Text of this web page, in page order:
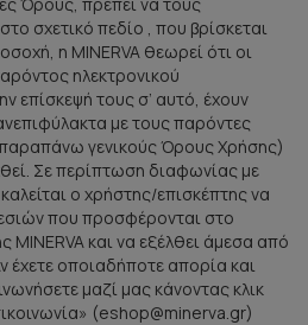
σχετικό πεδίο , που βρίσκεται
η MINERVA θεωρεί ότι οι
ηλεκτρονικού
επίσκεψή τους σ’ αυτό, έχουν
με τους παρόντες
γενικούς Όρους Χρήσης)
Σε περίπτωση διαφωνίας με
ο χρήστης/επισκέπτης να
που προσφέρονται στο
MINERVA και να εξέλθει άμεσα από
έχετε οποιαδήποτε απορία και
μαζί μας κάνοντας κλικ
(eshop@minerva.gr)